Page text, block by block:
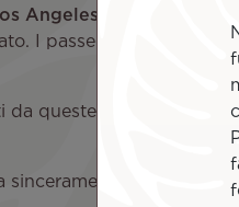
Los Angeles - Papeete
I passeggeri di questo
da queste modifiche
sinceramente per gli